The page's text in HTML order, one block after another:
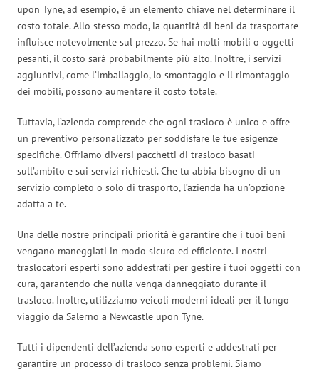
upon Tyne, ad esempio, è un elemento chiave nel determinare il
costo totale. Allo stesso modo, la quantità di beni da trasportare
influisce notevolmente sul prezzo. Se hai molti mobili o oggetti
pesanti, il costo sarà probabilmente più alto. Inoltre, i servizi
aggiuntivi, come l’imballaggio, lo smontaggio e il rimontaggio
dei mobili, possono aumentare il costo totale.
Tuttavia, l’azienda comprende che ogni trasloco è unico e offre
un preventivo personalizzato per soddisfare le tue esigenze
specifiche. Offriamo diversi pacchetti di trasloco basati
sull’ambito e sui servizi richiesti. Che tu abbia bisogno di un
servizio completo o solo di trasporto, l’azienda ha un’opzione
adatta a te.
Una delle nostre principali priorità è garantire che i tuoi beni
vengano maneggiati in modo sicuro ed efficiente. I nostri
traslocatori esperti sono addestrati per gestire i tuoi oggetti con
cura, garantendo che nulla venga danneggiato durante il
trasloco. Inoltre, utilizziamo veicoli moderni ideali per il lungo
viaggio da Salerno a Newcastle upon Tyne.
Tutti i dipendenti dell’azienda sono esperti e addestrati per
garantire un processo di trasloco senza problemi. Siamo